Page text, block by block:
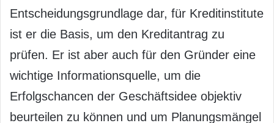
Entscheidungsgrundlage dar, für Kreditinstitute
ist er die Basis, um den Kreditantrag zu
prüfen. Er ist aber auch für den Gründer eine
wichtige Informationsquelle, um die
Erfolgschancen der Geschäftsidee objektiv
beurteilen zu können und um Planungsmängel